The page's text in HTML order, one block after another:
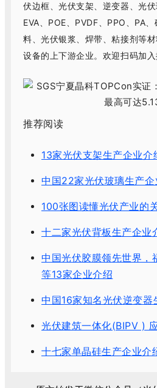
伏边框、光伏支架、逆变器、光
EVA、POE、PVDF、PPO、PA
料、光伏银浆、焊带、粘接剂等
设备的上下游企业。欢迎扫码加入
推荐阅读
13家光伏支架生产企业介
中国22家光伏玻璃生产企
100张图读懂光伏产业的
十二家光伏背板生产企业
中国光伏胶膜领先世界，
等13家企业介绍
中国16家知名光伏逆变器
光伏建筑一体化(BIPV )
十七家单晶硅生产企业介